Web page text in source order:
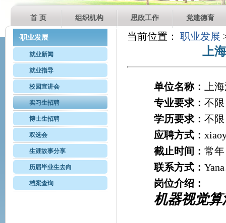
首 页 组织机构 思政工作 党建德育
·职业发展
就业新闻
就业指导
校园宣讲会
实习生招聘
博士生招聘
双选会
生涯故事分享
历届毕业生去向
档案查询
当前位置：职业发展
上
单位名称：
上
专业要求：不限
学历要求：不限
应聘方式：
截止时间：常年
联系方式：
岗位介绍：
机器视觉算